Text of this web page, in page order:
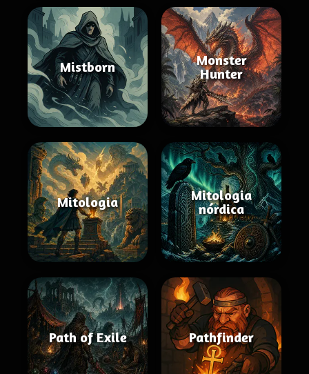
Mistborn
Monster
Hunter
Mitologia
Mitologia
nórdica
Path of Exile Pathfinder